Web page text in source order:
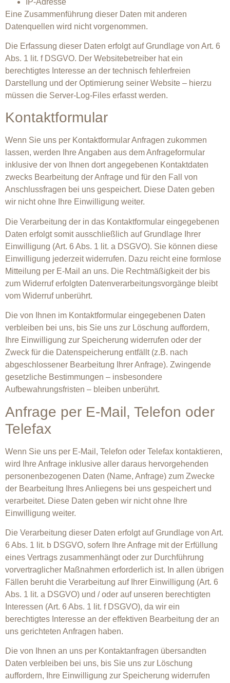
Eine Zusammenführung dieser Daten mit anderen
Datenquellen wird nicht vorgenommen.
Die Erfassung dieser Daten erfolgt auf Grundlage von Art. 6
Abs. 1 lit. f DSGVO. Der Websitebetreiber hat ein
berechtigtes Interesse an der technisch fehlerfreien
Darstellung und der Optimierung seiner Website – hierzu
müssen die Server-Log-Files erfasst werden.
Kontaktformular
Wenn Sie uns per Kontaktformular Anfragen zukommen
lassen, werden Ihre Angaben aus dem Anfrageformular
inklusive der von Ihnen dort angegebenen Kontaktdaten
zwecks Bearbeitung der Anfrage und für den Fall von
Anschlussfragen bei uns gespeichert. Diese Daten geben
wir nicht ohne Ihre Einwilligung weiter.
Die Verarbeitung der in das Kontaktformular eingegebenen
Daten erfolgt somit ausschließlich auf Grundlage Ihrer
Einwilligung (Art. 6 Abs. 1 lit. a DSGVO). Sie können diese
Einwilligung jederzeit widerrufen. Dazu reicht eine formlose
Mitteilung per E-Mail an uns. Die Rechtmäßigkeit der bis
zum Widerruf erfolgten Datenverarbeitungsvorgänge bleibt
vom Widerruf unberührt.
Die von Ihnen im Kontaktformular eingegebenen Daten
verbleiben bei uns, bis Sie uns zur Löschung auffordern,
Ihre Einwilligung zur Speicherung widerrufen oder der
Zweck für die Datenspeicherung entfällt (z.B. nach
abgeschlossener Bearbeitung Ihrer Anfrage). Zwingende
gesetzliche Bestimmungen – insbesondere
Aufbewahrungsfristen – bleiben unberührt.
Anfrage per E-Mail, Telefon oder
Telefax
Wenn Sie uns per E-Mail, Telefon oder Telefax kontaktieren,
wird Ihre Anfrage inklusive aller daraus hervorgehenden
personenbezogenen Daten (Name, Anfrage) zum Zwecke
der Bearbeitung Ihres Anliegens bei uns gespeichert und
verarbeitet. Diese Daten geben wir nicht ohne Ihre
Einwilligung weiter.
Die Verarbeitung dieser Daten erfolgt auf Grundlage von Art.
6 Abs. 1 lit. b DSGVO, sofern Ihre Anfrage mit der Erfüllung
eines Vertrags zusammenhängt oder zur Durchführung
vorvertraglicher Maßnahmen erforderlich ist. In allen übrigen
Fällen beruht die Verarbeitung auf Ihrer Einwilligung (Art. 6
Abs. 1 lit. a DSGVO) und / oder auf unseren berechtigten
Interessen (Art. 6 Abs. 1 lit. f DSGVO), da wir ein
berechtigtes Interesse an der effektiven Bearbeitung der an
uns gerichteten Anfragen haben.
Die von Ihnen an uns per Kontaktanfragen übersandten
Daten verbleiben bei uns, bis Sie uns zur Löschung
auffordern, Ihre Einwilligung zur Speicherung widerrufen